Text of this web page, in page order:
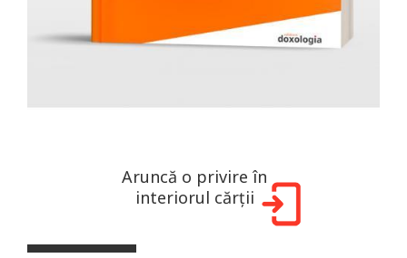
Aruncă o privire în
interiorul cărții